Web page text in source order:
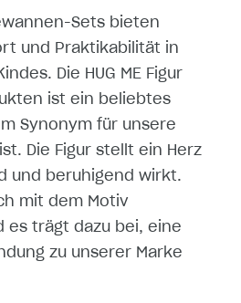
Sets bieten
und Praktikabilität in
Die HUG ME Figur
ist ein beliebtes
Synonym für unsere
Die Figur stellt ein Herz
und beruhigend wirkt.
mit dem Motiv
es trägt dazu bei, eine
zu unserer Marke